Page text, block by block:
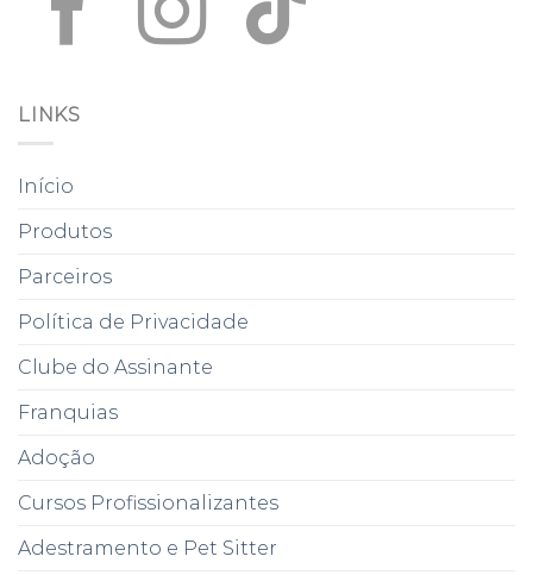
LINKS
Início
Produtos
Parceiros
Política de Privacidade
Clube do Assinante
Franquias
Adoção
Cursos Profissionalizantes
Adestramento e Pet Sitter